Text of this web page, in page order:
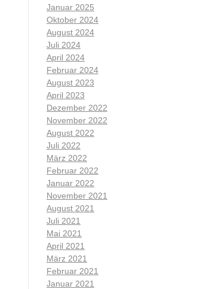
Januar 2025
Oktober 2024
August 2024
Juli 2024
April 2024
Februar 2024
August 2023
April 2023
Dezember 2022
November 2022
August 2022
Juli 2022
März 2022
Februar 2022
Januar 2022
November 2021
August 2021
Juli 2021
Mai 2021
April 2021
März 2021
Februar 2021
Januar 2021